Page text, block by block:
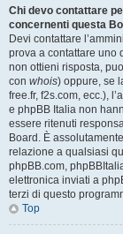
Chi devo contattare
concernenti questa
Devi contattare
prova a contattare uno
non ottieni risposta,
con whois) oppure, se
free.fr, f2s.com, ecc.),
e phpBB Italia non
essere ritenuti
Board. È
relazione a qualsiasi
phpBB.com,
elettronica inviati a
terzi di questo
Top